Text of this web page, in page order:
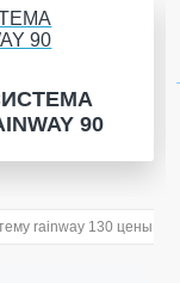
90
rainway 130 цены